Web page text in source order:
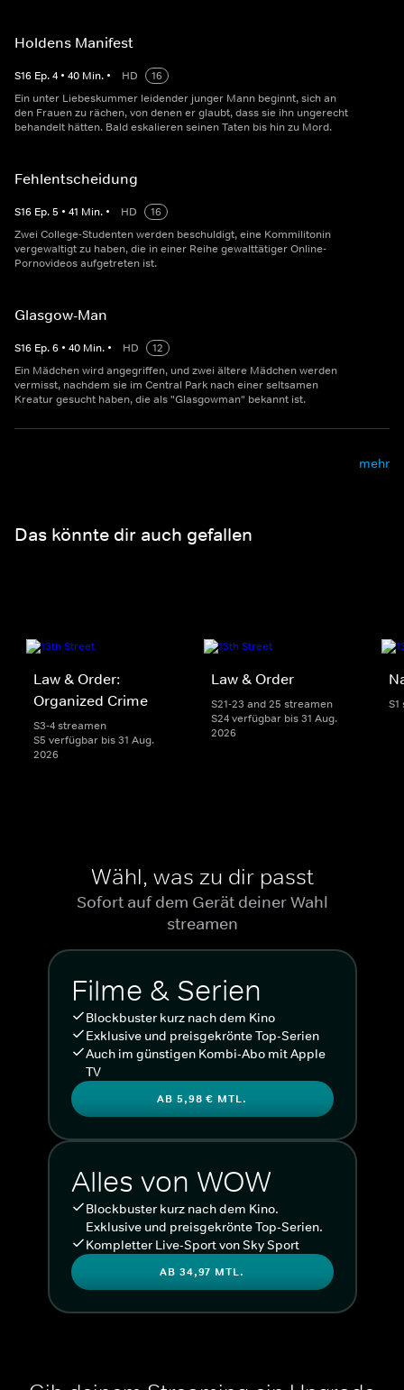
Holdens Manifest
S16 Ep.4 • 40 Min. • HD
16
Ein unter Liebeskummer leidender junger Mann beginnt, sich an
den Frauen zu rächen, von denen er glaubt, dass sie ihn ungerecht
behandelt hätten. Bald eskalieren seinen Taten bis hin zu Mord.
Fehlentscheidung
S16 Ep.5 • 41 Min. • HD
16
Zwei College-Studenten werden beschuldigt, eine Kommilitonin
vergewaltigt zu haben, die in einer Reihe gewalttätiger Online-
Pornovideos aufgetreten ist.
Glasgow-Man
S16 Ep.6 • 40 Min. • HD
12
Ein Mädchen wird angegriffen, und zwei ältere Mädchen werden
vermisst, nachdem sie im Central Park nach einer seltsamen
Kreatur gesucht haben, die als "Glasgowman" bekannt ist.
mehr
Das könnte dir auch gefallen
Law & Order:
Organized Crime
S3-4 streamen
S5 verfügbar bis 31 Aug.
2026
Law & Order
S21-23 and 25 streamen
S24 verfügbar bis 31 Aug.
2026
Wähl, was zu dir passt
Sofort auf dem Gerät deiner Wahl
streamen
Filme & Serien
Blockbuster kurz nach dem Kino
Exklusive und preisgekrönte Top-Serien
Auch im günstigen Kombi-Abo mit Apple
TV
AB 5,98 € MTL.
Alles von WOW
Blockbuster kurz nach dem Kino.
Exklusive und preisgekrönte Top-Serien.
Kompletter Live-Sport von Sky Sport
AB 34,97 MTL.